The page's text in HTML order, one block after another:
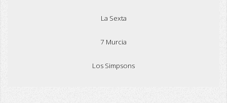
La Sexta
7 Murcia
Los Simpsons